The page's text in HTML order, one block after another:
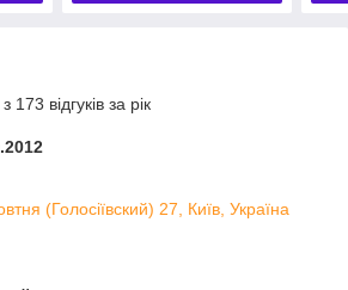
відгуків за рік
(Голосіївский) 27, Київ, Україна